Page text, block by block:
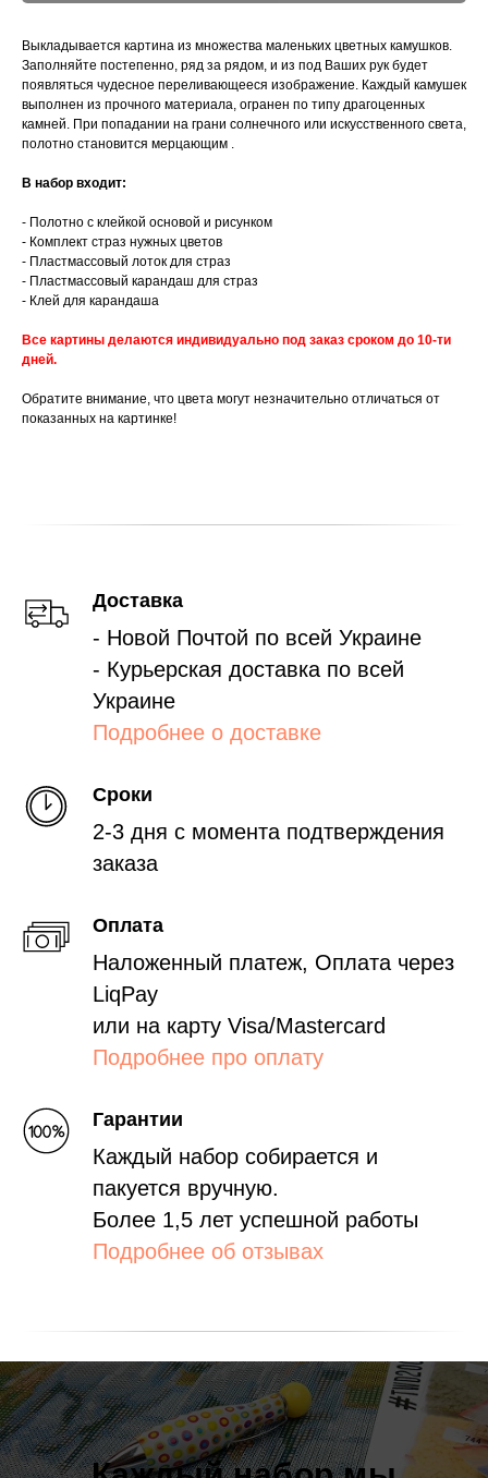
Выкладывается картина из множества маленьких цветных камушков.
Заполняйте постепенно, ряд за рядом, и из под Ваших рук будет
появляться чудесное переливающееся изображение. Каждый камушек
выполнен из прочного материала, огранен по типу драгоценных
камней. При попадании на грани солнечного или искусственного света,
полотно становится мерцающим .
В набор входит:
- Полотно с клейкой основой и рисунком
- Комплект страз нужных цветов
- Пластмассовый лоток для страз
- Пластмассовый карандаш для страз
- Клей для карандаша
Все картины делаются индивидуально под заказ сроком до 10-ти
дней.
Обратите внимание, что цвета могут незначительно отличаться от
показанных на картинке!
Доставка
- Новой Почтой по всей Украине
- Курьерская доставка по всей
Украине
Подробнее о доставке
Сроки
2-3 дня с момента подтверждения
заказа
Оплата
Наложенный платеж, Оплата через
LiqPay
или на карту Visa/Mastercard
Подробнее про оплату
Гарантии
Каждый набор собирается и
пакуется вручную.
Более 1,5 лет успешной работы
Подробнее об отзывах